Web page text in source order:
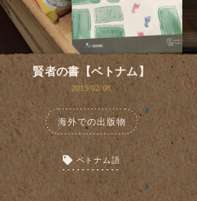
賢者の書【ベトナム】
2019/02/08
海外での出版物
ベトナム語